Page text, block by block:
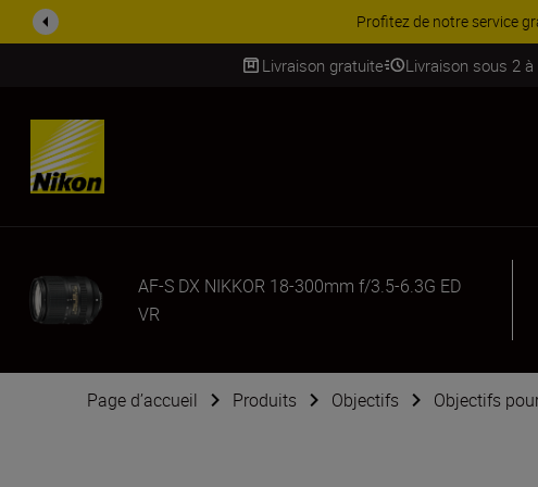
Livraison gratuite Livraison sous 2
SKIP
AF-S DX NIKKOR 18-300mm f/3.5-6.3G ED
VR
Page d’accueil Produits Objectifs Objectifs